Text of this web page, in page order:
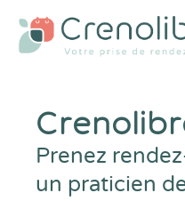
Prenez
un praticien